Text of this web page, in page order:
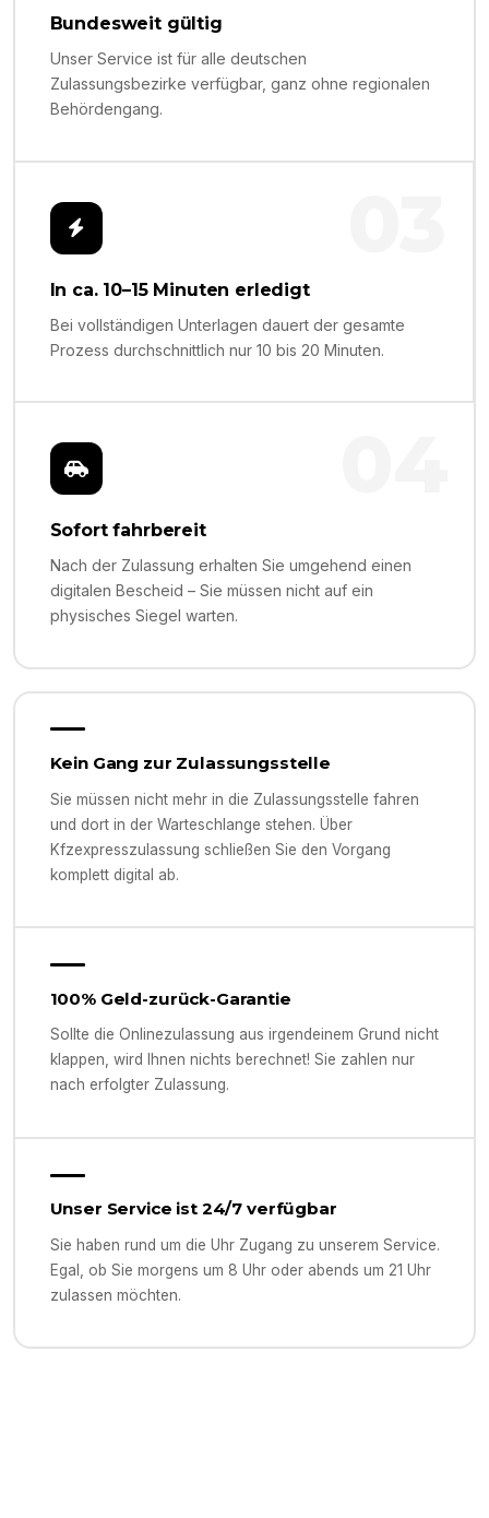
Bundesweit gültig
Unser Service ist für alle deutschen
Zulassungsbezirke verfügbar, ganz ohne regionalen
Behördengang.
In ca. 10–15 Minuten erledigt
Bei vollständigen Unterlagen dauert der gesamte
Prozess durchschnittlich nur 10 bis 20 Minuten.
Sofort fahrbereit
Nach der Zulassung erhalten Sie umgehend einen
digitalen Bescheid – Sie müssen nicht auf ein
physisches Siegel warten.
Kein Gang zur Zulassungsstelle
Sie müssen nicht mehr in die Zulassungsstelle fahren
und dort in der Warteschlange stehen. Über
Kfzexpresszulassung schließen Sie den Vorgang
komplett digital ab.
100% Geld-zurück-Garantie
Sollte die Onlinezulassung aus irgendeinem Grund nicht
klappen, wird Ihnen nichts berechnet! Sie zahlen nur
nach erfolgter Zulassung.
Unser Service ist 24/7 verfügbar
Sie haben rund um die Uhr Zugang zu unserem Service.
Egal, ob Sie morgens um 8 Uhr oder abends um 21 Uhr
zulassen möchten.